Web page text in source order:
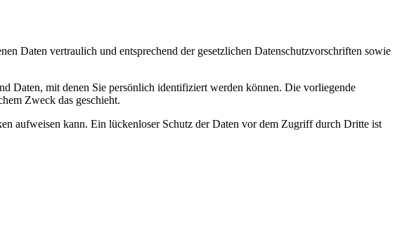
Daten vertraulich und entsprechend der gesetzlichen Datenschutzvorschriften sowie
Daten, mit denen Sie persönlich identifiziert werden können. Die vorliegende
Zweck das geschieht.
aufweisen kann. Ein lückenloser Schutz der Daten vor dem Zugriff durch Dritte ist